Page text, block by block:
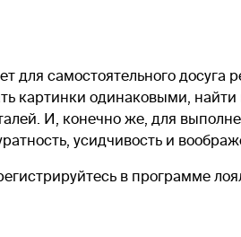
для самостоятельного досуга
картинки одинаковыми,
И, конечно же, для
усидчивость и
в программе